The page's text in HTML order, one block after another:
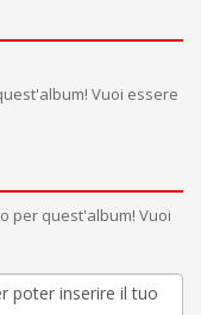
Vuoi essere
per quest'album! Vuoi